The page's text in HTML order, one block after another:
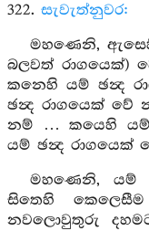
322. සැවැත්නුවර:
මහණෙනි, ඇසෙහි
බලවත් රාගයෙක්)
කනෙහි යම් ඡන්‍ද
ඡන්‍ද රාගයෙක් වේ
නම් … කයෙහි යම්
යම් ඡන්‍ද
මහණෙනි, යම්
සිතෙහි
නවලොවුතුරු